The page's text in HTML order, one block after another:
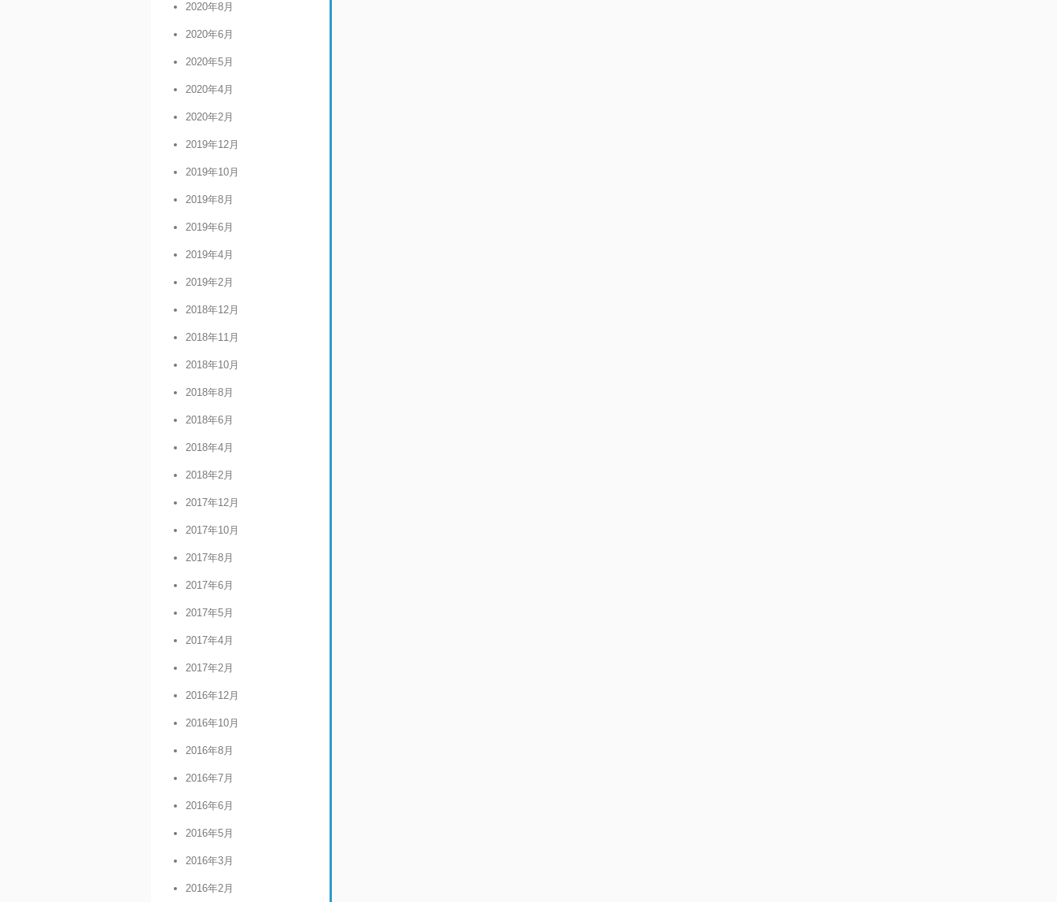
2020年8月
2020年6月
2020年5月
2020年4月
2020年2月
2019年12月
2019年10月
2019年8月
2019年6月
2019年4月
2019年2月
2018年12月
2018年11月
2018年10月
2018年8月
2018年6月
2018年4月
2018年2月
2017年12月
2017年10月
2017年8月
2017年6月
2017年5月
2017年4月
2017年2月
2016年12月
2016年10月
2016年8月
2016年7月
2016年6月
2016年5月
2016年3月
2016年2月